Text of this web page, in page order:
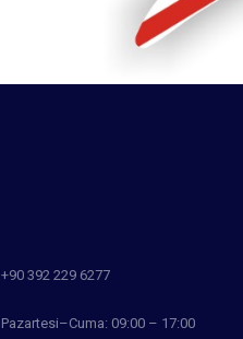
+90 392 229 6277
Pazartesi–Cuma: 09:00 – 17:00